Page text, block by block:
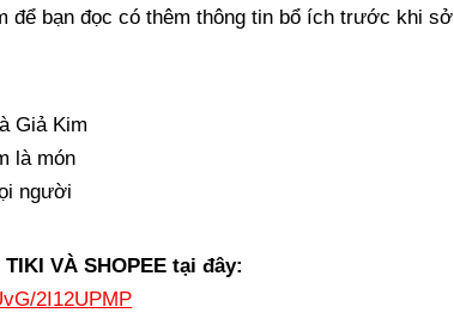
để bạn đọc có thêm thông tin bổ ích trước khi sở
là món
người
VÀ SHOPEE tại đây:
2I12UPMP